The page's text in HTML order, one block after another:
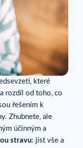
které
rozdíl od toho, co
řešením k
Zhubnete, ale
účinným a
stravu: jíst vše a